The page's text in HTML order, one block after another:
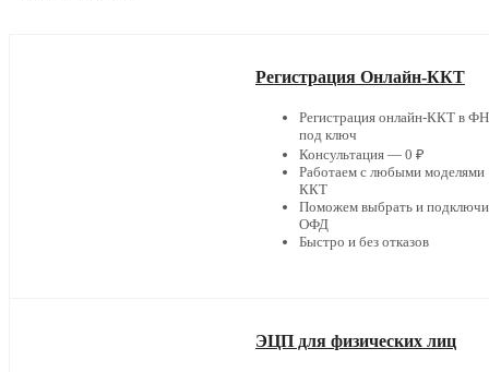
Регистрация Онлайн-ККТ
Регистрация онлайн-ККТ в
под ключ
Консультация — 0 ₽
Работаем с любыми моделями
ККТ
Поможем выбрать и
ОФД
Быстро и без отказов
ЭЦП для физических лиц